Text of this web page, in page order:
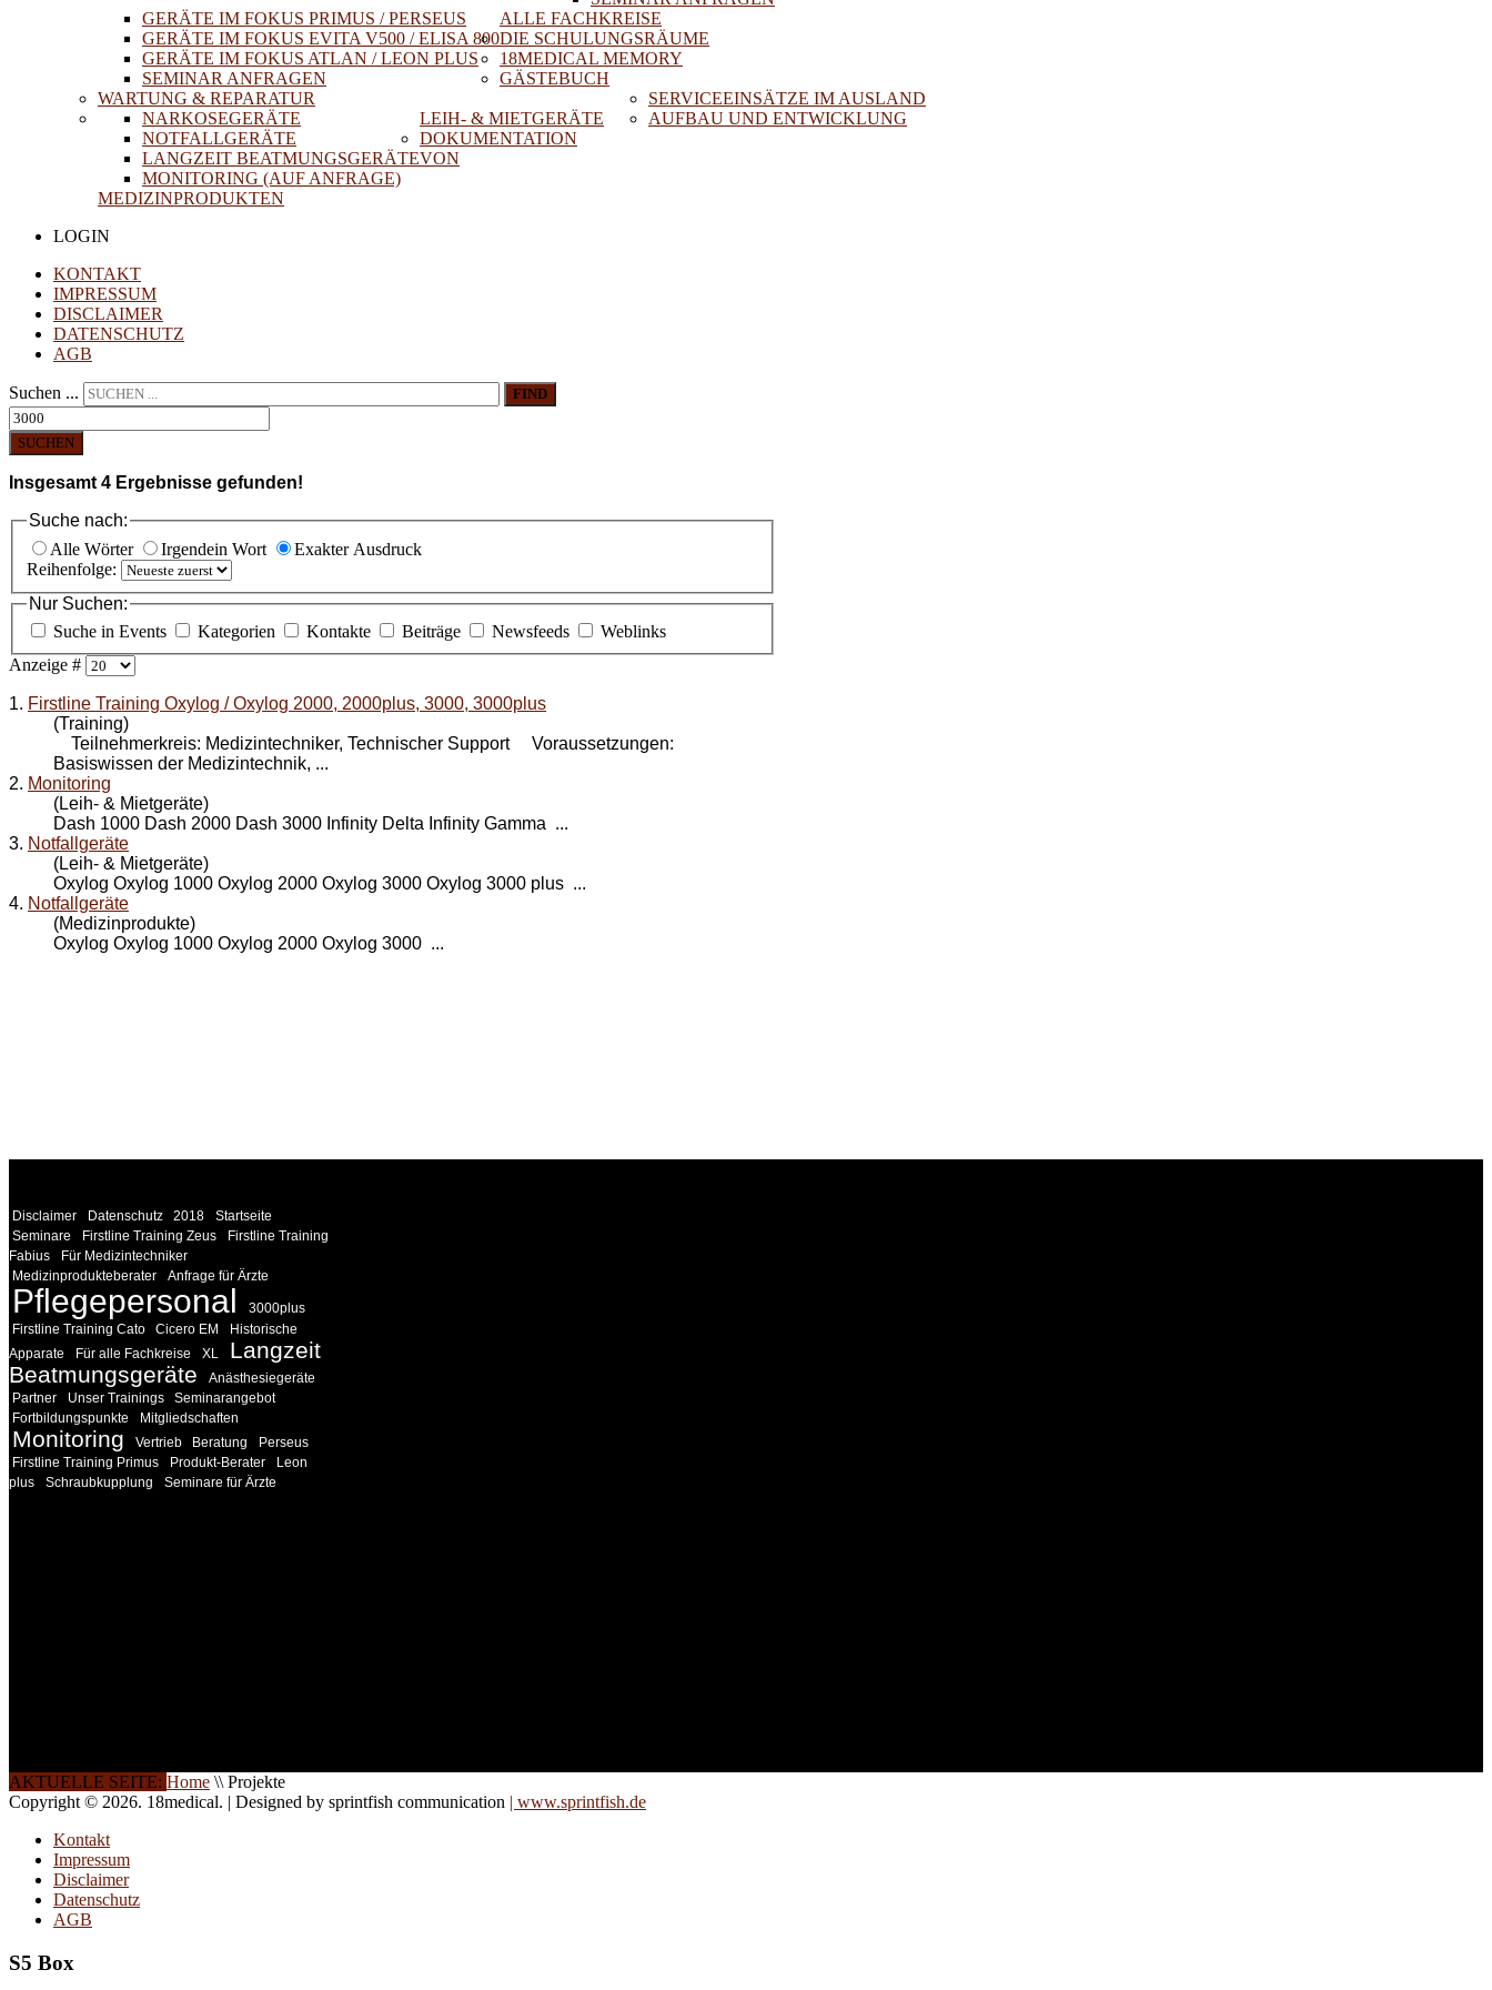
ALLE FACHKREISE
GERÄTE IM FOKUS PRIMUS / PERSEUS
GERÄTE IM FOKUS EVITA V500 / ELISA 800
GERÄTE IM FOKUS ATLAN / LEON PLUS
SEMINAR ANFRAGEN
DIE SCHULUNGSRÄUME
18MEDICAL MEMORY
GÄSTEBUCH
WARTUNG & REPARATUR
LEIH- & MIETGERÄTE
NARKOSEGERÄTE
NOTFALLGERÄTE
LANGZEIT BEATMUNGSGERÄTE
MONITORING (AUF ANFRAGE)
DOKUMENTATION
VON
MEDIZINPRODUKTEN
SERVICEEINSÄTZE IM AUSLAND
AUFBAU UND ENTWICKLUNG
LOGIN
KONTAKT
IMPRESSUM
DISCLAIMER
DATENSCHUTZ
AGB
Suchen ... FIND
SUCHEN
Insgesamt 4 Ergebnisse gefunden!
Suche nach:
Alle Wörter
Irgendein Wort
Exakter Ausdruck
Reihenfolge:
Nur Suchen:
Suche in Events
Kategorien Kontakte Beiträge Newsfeeds
Weblinks
Anzeige #
1. Firstline Training Oxylog / Oxylog 2000, 2000plus, 3000, 3000plus
(Training)
Teilnehmerkreis: Medizintechniker, Technischer Support Voraussetzungen:
Basiswissen der Medizintechnik, ...
2. Monitoring
(Leih- & Mietgeräte)
Dash 1000 Dash 2000 Dash 3000 Infinity Delta Infinity Gamma ...
3. Notfallgeräte
(Leih- & Mietgeräte)
Oxylog Oxylog 1000 Oxylog 2000 Oxylog 3000 Oxylog 3000 plus ...
4. Notfallgeräte
(Medizinprodukte)
Oxylog Oxylog 1000 Oxylog 2000 Oxylog 3000 ...
Disclaimer Datenschutz 2018
Startseite
Seminare
Firstline Training Zeus
Firstline Training
Fabius
Für Medizintechniker
Medizinprodukteberater
Anfrage für Ärzte
Pflegepersonal
3000plus
Firstline Training Cato
Cicero EM
Historische
Apparate
Für alle Fachkreise XL
Langzeit
Beatmungsgeräte
Anästhesiegeräte
Partner
Unser Trainings
Seminarangebot
Fortbildungspunkte
Mitgliedschaften
Monitoring Vertrieb Beratung
Perseus
Firstline Training Primus
Produkt-Berater
Leon
plus
Schraubkupplung Seminare für Ärzte
AKTUELLE SEITE: Home \\ Projekte
Copyright © 2026. 18medical. | Designed by sprintfish communication | www.sprintfish.de
Kontakt
Impressum
Disclaimer
Datenschutz
AGB
S5 Box